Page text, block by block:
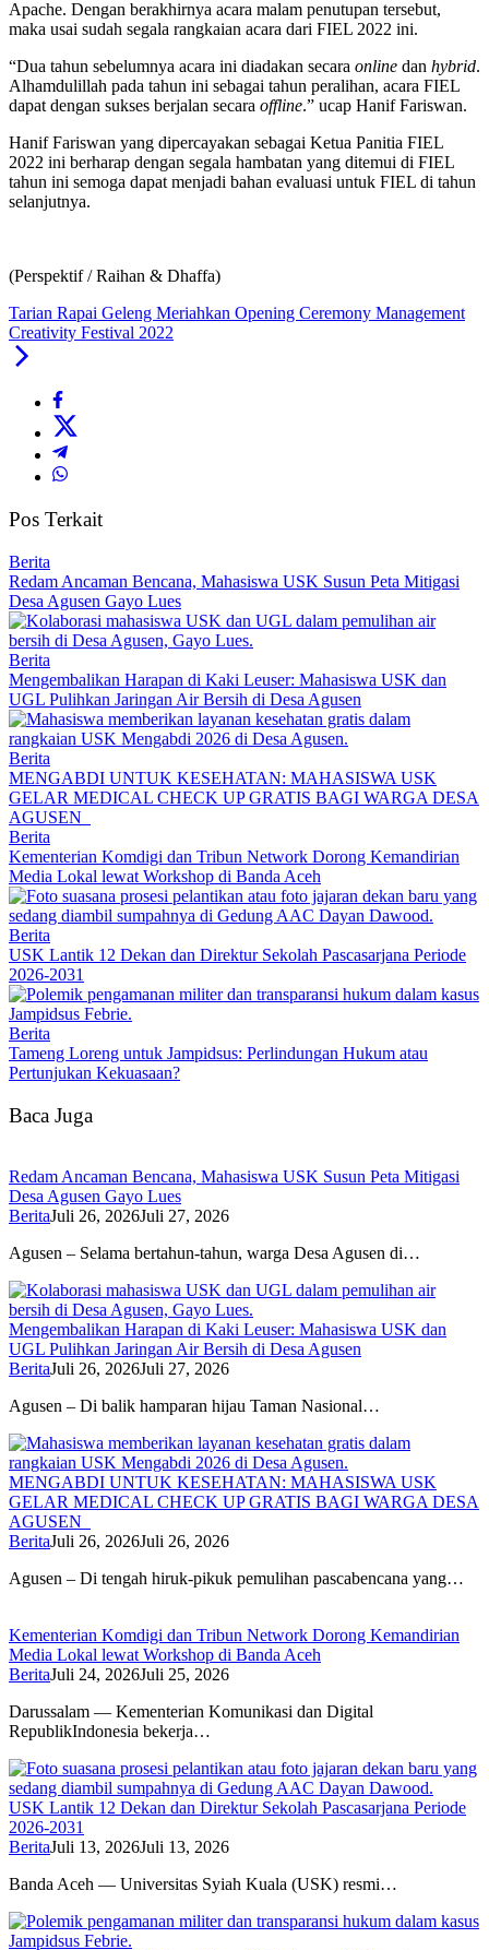
Apache. Dengan berakhirnya acara malam penutupan tersebut,
maka usai sudah segala rangkaian acara dari FIEL 2022 ini.
“Dua tahun sebelumnya acara ini diadakan secara online dan hybrid.
Alhamdulillah pada tahun ini sebagai tahun peralihan, acara FIEL
dapat dengan sukses berjalan secara offline.” ucap Hanif Fariswan.
Hanif Fariswan yang dipercayakan sebagai Ketua Panitia FIEL
2022 ini berharap dengan segala hambatan yang ditemui di FIEL
tahun ini semoga dapat menjadi bahan evaluasi untuk FIEL di tahun
selanjutnya.
(Perspektif / Raihan & Dhaffa)
Tarian Rapai Geleng Meriahkan Opening Ceremony Management
Creativity Festival 2022
Pos Terkait
Berita
Redam Ancaman Bencana, Mahasiswa USK Susun Peta Mitigasi
Desa Agusen Gayo Lues
Berita
Mengembalikan Harapan di Kaki Leuser: Mahasiswa USK dan
UGL Pulihkan Jaringan Air Bersih di Desa Agusen
Berita
MENGABDI UNTUK KESEHATAN: MAHASISWA USK
GELAR MEDICAL CHECK UP GRATIS BAGI WARGA DESA
AGUSEN
Berita
Kementerian Komdigi dan Tribun Network Dorong Kemandirian
Media Lokal lewat Workshop di Banda Aceh
Berita
USK Lantik 12 Dekan dan Direktur Sekolah Pascasarjana Periode
2026-2031
Berita
Tameng Loreng untuk Jampidsus: Perlindungan Hukum atau
Pertunjukan Kekuasaan?
Baca Juga
Redam Ancaman Bencana, Mahasiswa USK Susun Peta Mitigasi
Desa Agusen Gayo Lues
BeritaJuli 26, 2026Juli 27, 2026
Agusen – Selama bertahun-tahun, warga Desa Agusen di…
Mengembalikan Harapan di Kaki Leuser: Mahasiswa USK dan
UGL Pulihkan Jaringan Air Bersih di Desa Agusen
BeritaJuli 26, 2026Juli 27, 2026
Agusen – Di balik hamparan hijau Taman Nasional…
MENGABDI UNTUK KESEHATAN: MAHASISWA USK
GELAR MEDICAL CHECK UP GRATIS BAGI WARGA DESA
AGUSEN
BeritaJuli 26, 2026Juli 26, 2026
Agusen – Di tengah hiruk-pikuk pemulihan pascabencana yang…
Kementerian Komdigi dan Tribun Network Dorong Kemandirian
Media Lokal lewat Workshop di Banda Aceh
BeritaJuli 24, 2026Juli 25, 2026
Darussalam — Kementerian Komunikasi dan Digital
RepublikIndonesia bekerja…
USK Lantik 12 Dekan dan Direktur Sekolah Pascasarjana Periode
2026-2031
BeritaJuli 13, 2026Juli 13, 2026
Banda Aceh — Universitas Syiah Kuala (USK) resmi…